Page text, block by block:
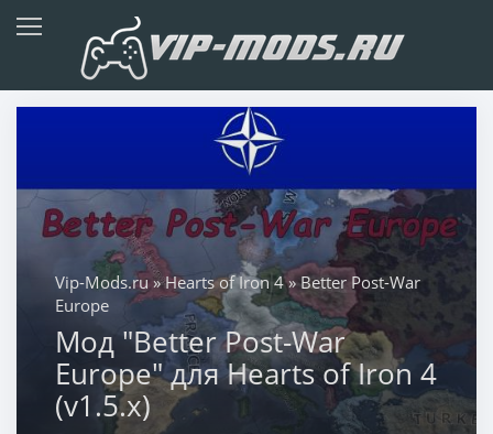
Vip-Mods.ru»Hearts of Iron 4» Better Post-War
Europe
Мод "Better Post-War
Europe" для Hearts of Iron 4
(v1.5.x)